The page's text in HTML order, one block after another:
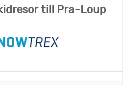
till Pra-Loup